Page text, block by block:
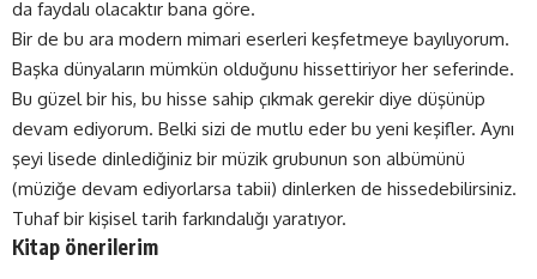
da faydalı olacaktır bana göre.
Bir de bu ara modern mimari eserleri keşfetmeye bayılıyorum.
Başka dünyaların mümkün olduğunu hissettiriyor her seferinde.
Bu güzel bir his, bu hisse sahip çıkmak gerekir diye düşünüp
devam ediyorum. Belki sizi de mutlu eder bu yeni keşifler. Aynı
şeyi lisede dinlediğiniz bir müzik grubunun son albümünü
(müziğe devam ediyorlarsa tabii) dinlerken de hissedebilirsiniz.
Tuhaf bir kişisel tarih farkındalığı yaratıyor.
Kitap önerilerim